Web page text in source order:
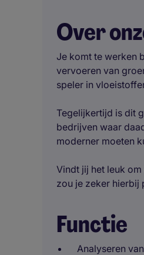
Over
Je komt te werken
vervoeren van
speler in
Tegelijkertijd is dit
bedrijven waar
moderner moeten
Vindt jij het leuk
zou je zeker hierbij
Functie
Analyseren